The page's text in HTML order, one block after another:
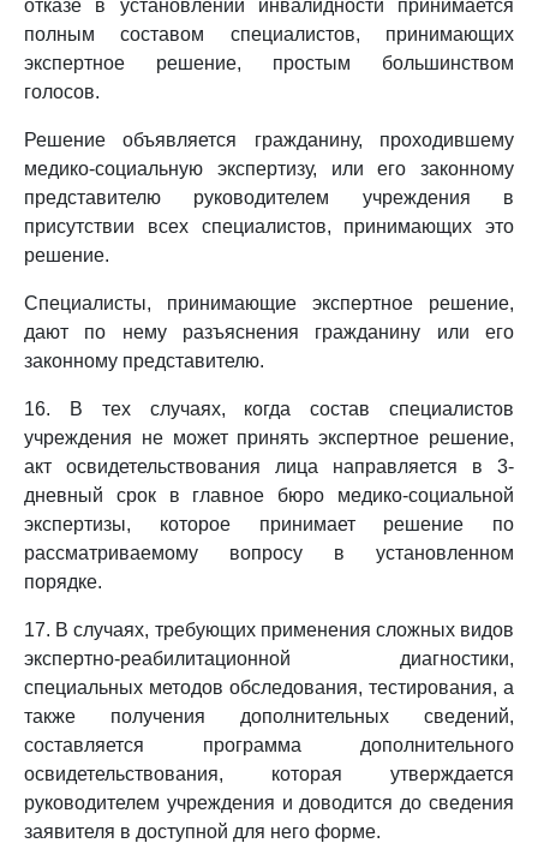
отказе в установлении инвалидности принимается
полным составом специалистов, принимающих
экспертное решение, простым большинством
голосов.
Решение объявляется гражданину, проходившему
медико-социальную экспертизу, или его законному
представителю руководителем учреждения в
присутствии всех специалистов, принимающих это
решение.
Специалисты, принимающие экспертное решение,
дают по нему разъяснения гражданину или его
законному представителю.
16. В тех случаях, когда состав специалистов
учреждения не может принять экспертное решение,
акт освидетельствования лица направляется в 3-
дневный срок в главное бюро медико-социальной
экспертизы, которое принимает решение по
рассматриваемому вопросу в установленном
порядке.
17. В случаях, требующих применения сложных видов
экспертно-реабилитационной диагностики,
специальных методов обследования, тестирования, а
также получения дополнительных сведений,
составляется программа дополнительного
освидетельствования, которая утверждается
руководителем учреждения и доводится до сведения
заявителя в доступной для него форме.